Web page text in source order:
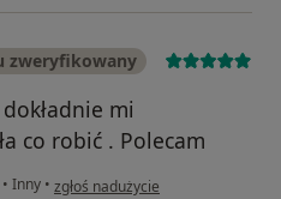
zweryfikowany
mi
co robić . Polecam
• Inny • w opinii użytkownika Kasia
zgłoś nadużycie